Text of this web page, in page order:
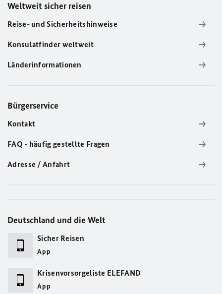
Weltweit sicher reisen
Reise- und Sicherheitshinweise
Konsulatfinder weltweit
Länderinformationen
Bürgerservice
Kontakt
FAQ - häufig gestellte Fragen
Adresse / Anfahrt
Deutschland und die Welt
Sicher Reisen
App
Krisenvorsorgeliste ELEFAND
App